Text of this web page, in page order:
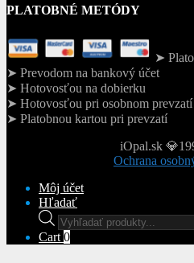
PLATOBNÉ METÓDY
➤
➤ Prevodom na bankový účet
➤ Hotovosťou na dobierku
➤ Hotovosťou pri osobnom prevzatí
➤ Platobnou kartou pri prevzatí
iOpal.sk
Ochrana
Môj účet
Hľadať
Products
search
Cart 0